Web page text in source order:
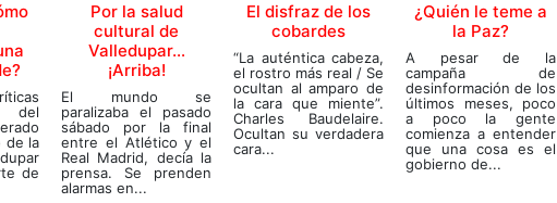
de la
de
Por la salud
cultural de
Valledupar…
¡Arriba!
El mundo se
paralizaba el pasado
sábado por la final
entre el Atlético y el
Real Madrid, decía la
prensa. Se prenden
alarmas en...
El disfraz de los
cobardes
“La auténtica cabeza,
el rostro más real / Se
ocultan al amparo de
la cara que miente”.
Charles Baudelaire.
Ocultan su verdadera
cara...
¿Quién le teme a
la Paz?
A pesar de la
campaña de
desinformación de los
últimos meses, poco
a poco la gente
comienza a entender
que una cosa es el
gobierno de...